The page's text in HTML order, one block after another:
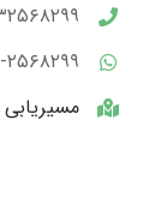
۰۲۶-
۰۹۲۰-